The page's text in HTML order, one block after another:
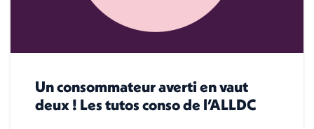
Un consommateur averti en vaut
deux ! Les tutos conso de l’ALLDC